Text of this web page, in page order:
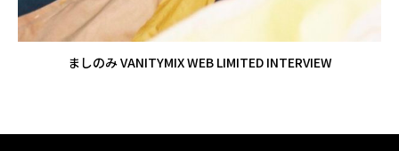
ましのみ VANITYMIX WEB LIMITED INTERVIEW